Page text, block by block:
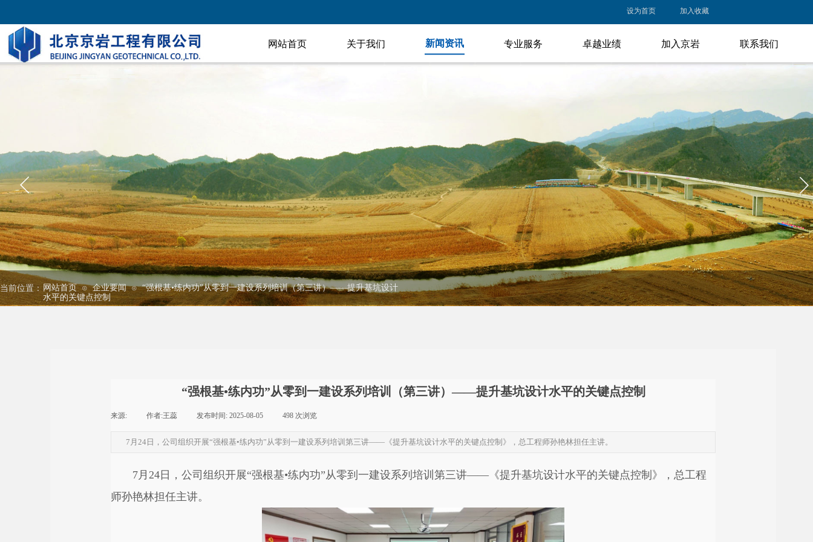
设为首页 加入收藏
网站首页 关于我们 新闻资讯 专业服务 卓越业绩 加入京岩 联系我们
当前位置： 网站首页 ⊙ 企业要闻 ⊙ “强根基•练内功”从零到一建设系列培训（第三讲）——提升基坑设计
水平的关键点控制
“强根基•练内功”从零到一建设系列培训（第三讲）——提升基坑设计水平的关键点控制
来源: 作者:王蕊 发布时间: 2025-08-05 498 次浏览
7月24日，公司组织开展“强根基•练内功”从零到一建设系列培训第三讲——《提升基坑设计水平的关键点控制》，总工程师孙艳林担任主讲。
7月24日，公司组织开展“强根基•练内功”从零到一建设系列培训第三讲——《提升基坑设计水平的关键点控制》，总工程
师孙艳林担任主讲。